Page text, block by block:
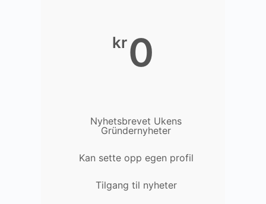
kr0
Nyhetsbrevet Ukens
Gründernyheter
Kan sette opp egen profil
Tilgang til nyheter